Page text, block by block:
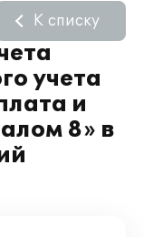
учета
и
8» в
К списку